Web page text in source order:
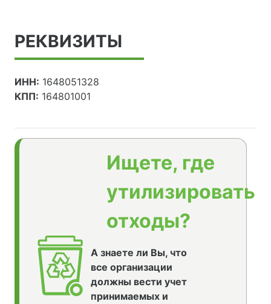
РЕКВИЗИТЫ
ИНН: 1648051328
КПП: 164801001
Ищете, где
утилизировать
отходы?
А знаете ли Вы, что
все организации
должны вести учет
принимаемых и